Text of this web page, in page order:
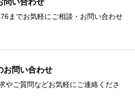
問い合わせ
までお気軽にご相談・お問い合わせ
お問い合わせ
やご質問などお気軽にご連絡くださ